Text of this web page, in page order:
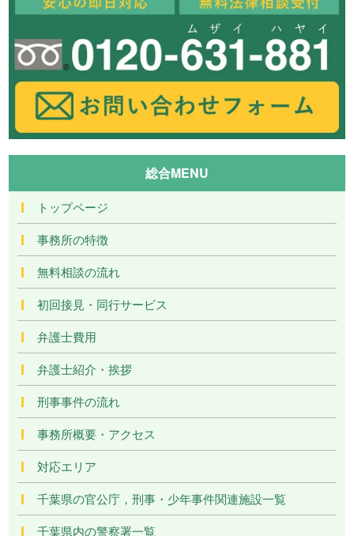
総合MENU
トップページ
事務所の特徴
無料相談の流れ
初回接見・同行サービス
弁護士費用
弁護士紹介・挨拶
刑事事件の流れ
事務所概要・アクセス
対応エリア
千葉県の官公庁，刑事・少年事件関連施設一覧
千葉県内の警察署一覧